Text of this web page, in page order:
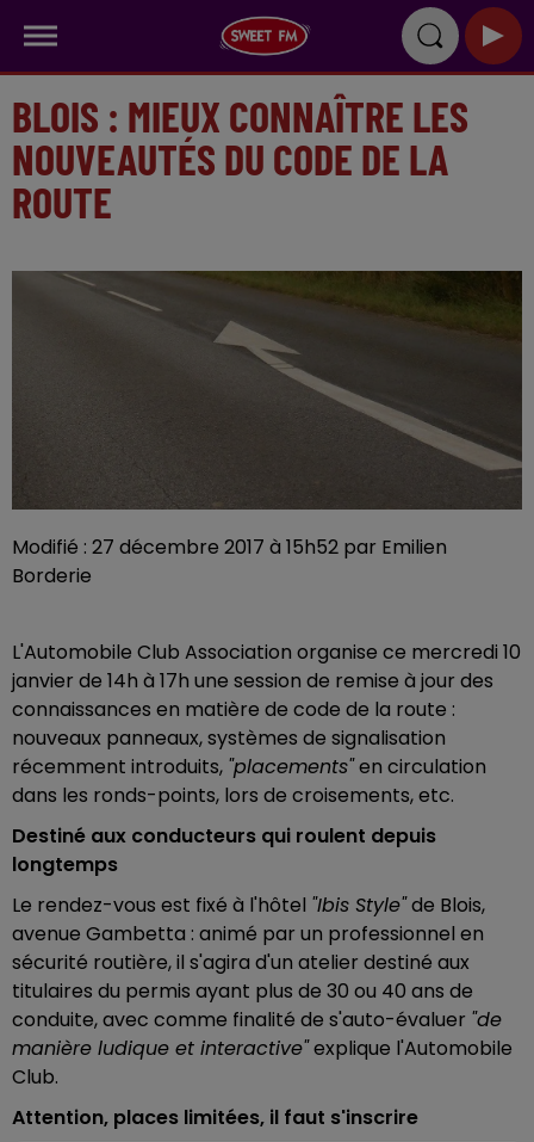
BLOIS : MIEUX CONNAÎTRE LES
NOUVEAUTÉS DU CODE DE LA
ROUTE
Modifié : 27 décembre 2017 à 15h52 par Emilien
Borderie
L'Automobile Club Association organise ce mercredi 10
janvier de 14h à 17h une session de remise à jour des
connaissances en matière de code de la route :
nouveaux panneaux, systèmes de signalisation
récemment introduits, "placements"en circulation
dans les ronds-points, lors de croisements, etc.
Destiné aux conducteurs qui roulent depuis
longtemps
Le rendez-vous est fixé à l'hôtel "Ibis Style"de Blois,
avenue Gambetta : animé par un professionnel en
sécurité routière, il s'agira d'un atelier destiné aux
titulaires du permis ayant plus de 30 ou 40 ans de
conduite, avec comme finalité de s'auto-évaluer "de
manière ludique et interactive"explique l'Automobile
Club.
Attention, places limitées, il faut s'inscrire